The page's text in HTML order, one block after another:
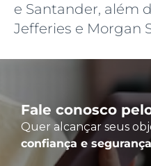
e Santander, além
Jefferies e Morgan
Fale conosco
Quer alcançar seus
confiança e